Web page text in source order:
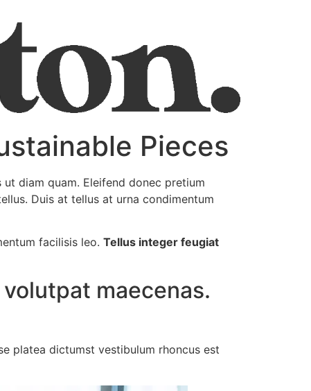
Pieces
diam quam. Eleifend donec pretium
Duis at tellus at urna condimentum
facilisis leo.Tellus integer feugiat
maecenas.
platea dictumst vestibulum rhoncus est